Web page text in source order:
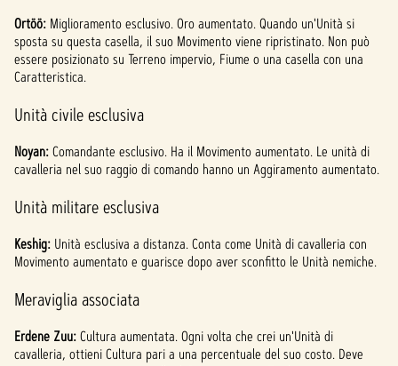
Ortöö: Miglioramento esclusivo. Oro aumentato. Quando un'Unità si
sposta su questa casella, il suo Movimento viene ripristinato. Non può
essere posizionato su Terreno impervio, Fiume o una casella con una
Caratteristica.
Unità civile esclusiva
Noyan:Comandante esclusivo. Ha il Movimento aumentato. Le unità di
cavalleria nel suo raggio di comando hanno un Aggiramento aumentato.
Unità militare esclusiva
Keshig: Unità esclusiva a distanza. Conta come Unità di cavalleria con
Movimento aumentato e guarisce dopo aver sconfitto le Unità nemiche.
Meraviglia associata
Erdene Zuu:Cultura aumentata. Ogni volta che crei un'Unità di
cavalleria, ottieni Cultura pari a una percentuale del suo costo. Deve